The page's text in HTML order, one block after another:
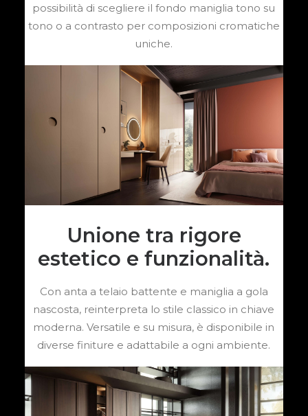
possibilità di scegliere il fondo maniglia tono su
tono o a contrasto per composizioni cromatiche
uniche.
Unione tra rigore
estetico e funzionalità.
Con anta a telaio battente e maniglia a gola
nascosta, reinterpreta lo stile classico in chiave
moderna. Versatile e su misura, è disponibile in
diverse finiture e adattabile a ogni ambiente.